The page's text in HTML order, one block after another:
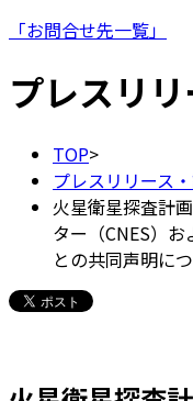
「お問合せ先一覧」
プレスリ
TOP>
プレスリリース
火星衛星探査計
ター（CNES）お
との共同声明に